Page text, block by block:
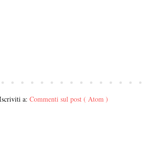
a: Commenti sul post ( Atom )